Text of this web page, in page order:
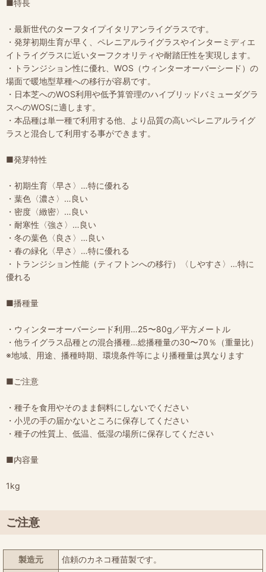
■特長
・最新世代のターフタイプイタリアンライグラスです。
・発芽初期生育が早く、ペレニアルライグラスやインターミディエ
イトライグラスに近いターフクオリティや耐踏圧性を実現します。
・トランジション性に優れ、WOS（ウィンターオーバーシード）の
場面で暖地型草種への移行が容易です。
・日本芝へのWOS利用や低予算管理のハイブリッドバミューダグラ
スへのWOSに適します。
・本品種は単一種で利用する他、より品質の高いペレニアルライグ
ラスと混合して利用する事ができます。
■発芽特性
・初期生育〈早さ〉…特に優れる
・葉色〈濃さ〉…良い
・密度〈緻密〉…良い
・耐寒性〈強さ〉…良い
・冬の葉色〈良さ〉…良い
・春の緑化〈早さ〉…特に優れる
・トランジション性能（ティフトンへの移行）〈しやすさ〉…特に
優れる
■播種量
・ウィンターオーバーシード利用…25〜80g／平方メートル
・他ライグラス品種との混合播種…総播種量の30〜70％（重量比）
※地域、用途、播種時期、環境条件等により播種量は異なります
■ご注意
・種子を食用やそのまま飼料にしないでください
・小児の手の届かないところに保存してください
・種子の性質上、低温、低湿の場所に保存してください
■内容量
1kg
ご注意
製造元 信頼のカネコ種苗製です。